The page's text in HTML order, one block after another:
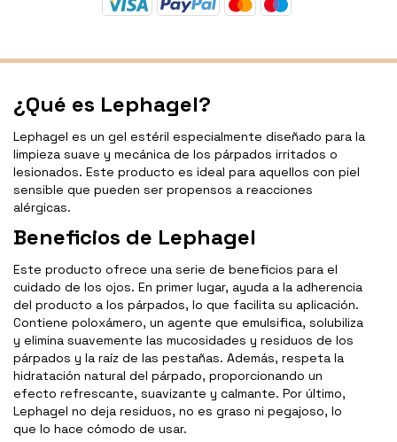
¿Qué es Lephagel?
Lephagel es un gel estéril especialmente diseñado para la
limpieza suave y mecánica de los párpados irritados o
lesionados. Este producto es ideal para aquellos con piel
sensible que pueden ser propensos a reacciones
alérgicas.
Beneficios de Lephagel
Este producto ofrece una serie de beneficios para el
cuidado de los ojos. En primer lugar, ayuda a la adherencia
del producto a los párpados, lo que facilita su aplicación.
Contiene poloxámero, un agente que emulsifica, solubiliza
y elimina suavemente las mucosidades y residuos de los
párpados y la raíz de las pestañas. Además, respeta la
hidratación natural del párpado, proporcionando un
efecto refrescante, suavizante y calmante. Por último,
Lephagel no deja residuos, no es graso ni pegajoso, lo
que lo hace cómodo de usar.